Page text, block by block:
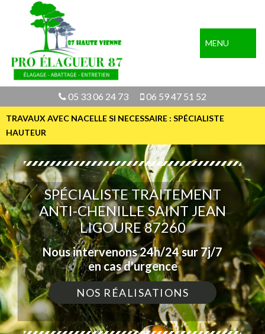
MENU
05 33 06 24 73 06 59 47 51 52
TRAVAUX AVEC NACELLE SI NECESSAIRE : SPÉCIALISTE
HAUTEUR
SPÉCIALISTE TRAITEMENT
ANTI-CHENILLE SAINT JEAN
LIGOURE 87260
Nous intervenons 24h/24 sur 7j/7
en cas d'urgence
NOS RÉALISATIONS